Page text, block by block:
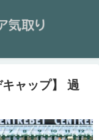
キャップ】 過